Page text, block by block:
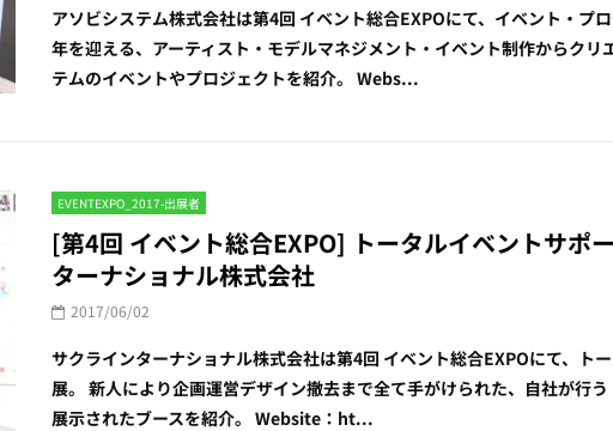
アソビシステム株式会社は第4回 イベント総合EXPOにて、イベント・プ
年を迎える、アーティスト・モデルマネジメント・イベント制作からク
テムのイベントやプロジェクトを紹介。 Webs...
EVENTEXPO_2017-出展者
[第4回 イベント総合EXPO] トータルイベントサポ
ターナショナル株式会社
2017/06/02
サクラインターナショナル株式会社は第4回 イベント総合EXPOにて、ト
展。 新人により企画運営デザイン撤去まで全て手がけられた、自社が行
展示されたブースを紹介。 Website：ht...